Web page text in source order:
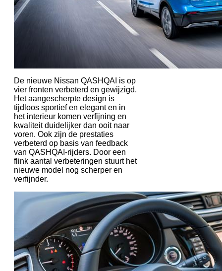
De nieuwe Nissan QASHQAI is op
vier fronten verbeterd en gewijzigd.
Het aangescherpte design is
tijdloos sportief en elegant en in
het interieur komen verfijning en
kwaliteit duidelijker dan ooit naar
voren. Ook zijn de prestaties
verbeterd op basis van feedback
van QASHQAI-rijders. Door een
flink aantal verbeteringen stuurt het
nieuwe model nog scherper en
verfijnder.